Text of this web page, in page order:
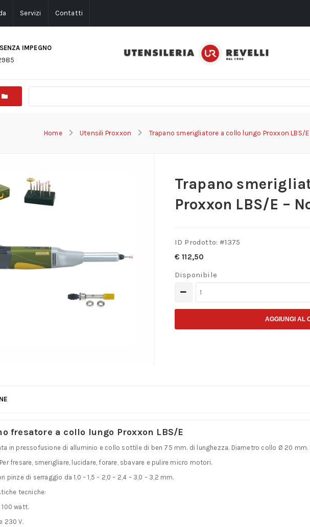
Servizi Contatti
IMPEGNO
Home Utensili Proxxon Trapano smerigliatore a collo lungo Proxxon LBS/E
Trapano
Proxxon LBS/E –
ID Prodotto: #1375
€ 112,50
Disponibile
Trapano
smerigliatore
485
quantità
AGGIUNGI AL
fresatore a collo lungo Proxxon LBS/E
in pressofusione di alluminio e collo sottile di ben 75 mm. di lunghezza. Diametro collo Ø 20
fresare, smerigliare, lucidare, forare, sbavare e pulire micro motori.
pinze di serraggio da 1,0 – 1,5 – 2,0 – 2,4 – 3,0 – 3,2 mm.
tecniche:
100 watt.
230 V.